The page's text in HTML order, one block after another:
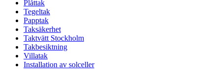
Plåttak
Tegeltak
Papptak
Taksäkerhet
Taktvätt Stockholm
Takbesiktning
Villatak
Installation av solceller